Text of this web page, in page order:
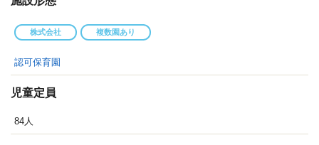
株式会社 複数園あり
認可保育園
児童定員
84人